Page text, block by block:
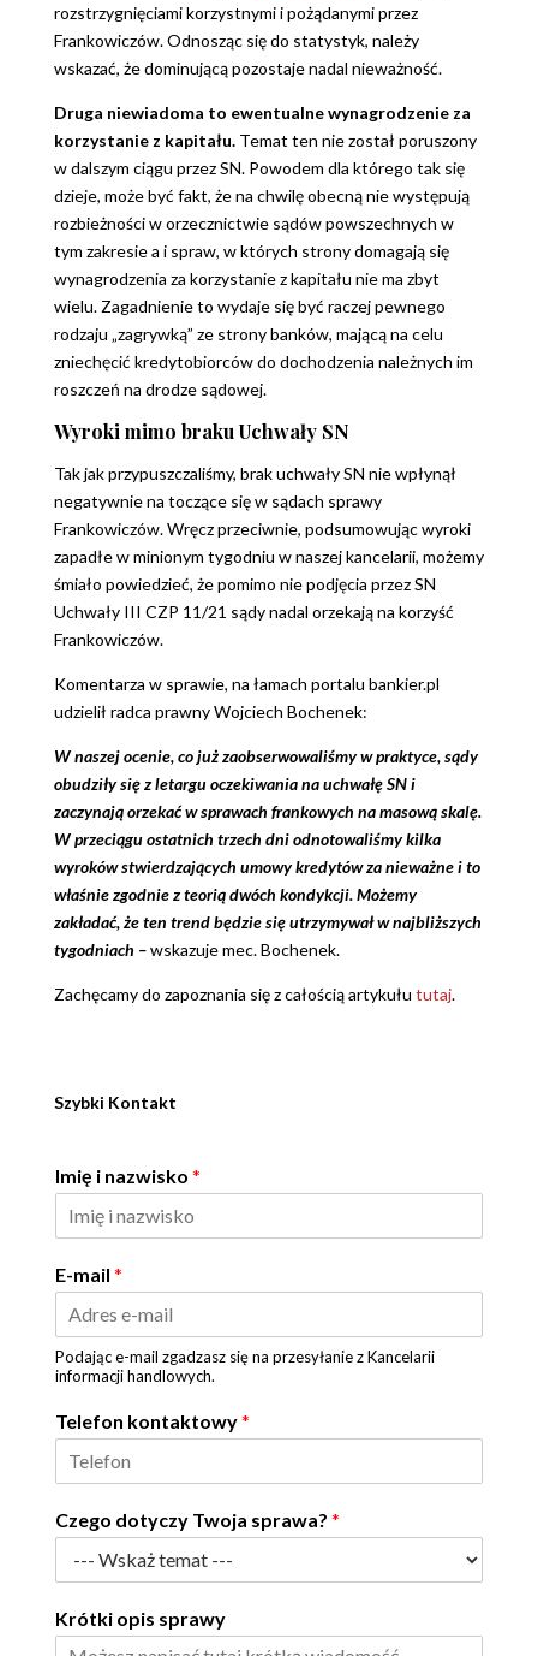
rozstrzygnięciami korzystnymi i pożądanymi przez
Frankowiczów. Odnosząc się do statystyk, należy
wskazać, że dominującą pozostaje nadal nieważność.
Druga niewiadoma to ewentualne wynagrodzenie za
korzystanie z kapitału. Temat ten nie został poruszony
w dalszym ciągu przez SN. Powodem dla którego tak się
dzieje, może być fakt, że na chwilę obecną nie występują
rozbieżności w orzecznictwie sądów powszechnych w
tym zakresie a i spraw, w których strony domagają się
wynagrodzenia za korzystanie z kapitału nie ma zbyt
wielu. Zagadnienie to wydaje się być raczej pewnego
rodzaju „zagrywką” ze strony banków, mającą na celu
zniechęcić kredytobiorców do dochodzenia należnych im
roszczeń na drodze sądowej.
Wyroki mimo braku Uchwały SN
Tak jak przypuszczaliśmy, brak uchwały SN nie wpłynął
negatywnie na toczące się w sądach sprawy
Frankowiczów. Wręcz przeciwnie, podsumowując wyroki
zapadłe w minionym tygodniu w naszej kancelarii, możemy
śmiało powiedzieć, że pomimo nie podjęcia przez SN
Uchwały III CZP 11/21 sądy nadal orzekają na korzyść
Frankowiczów.
Komentarza w sprawie, na łamach portalu bankier.pl
udzielił radca prawny Wojciech Bochenek:
W naszej ocenie, co już zaobserwowaliśmy w praktyce, sądy
obudziły się z letargu oczekiwania na uchwałę SN i
zaczynają orzekać w sprawach frankowych na masową skalę.
W przeciągu ostatnich trzech dni odnotowaliśmy kilka
wyroków stwierdzających umowy kredytów za nieważne i to
właśnie zgodnie z teorią dwóch kondykcji. Możemy
zakładać, że ten trend będzie się utrzymywał w najbliższych
tygodniach –wskazuje mec. Bochenek.
Zachęcamy do zapoznania się z całością artykułu tutaj.
Szybki Kontakt
Imię i nazwisko *
E-mail *
Podając e-mail zgadzasz się na przesyłanie z Kancelarii
informacji handlowych.
Telefon kontaktowy*
Czego dotyczy Twoja sprawa? *
Krótki opis sprawy